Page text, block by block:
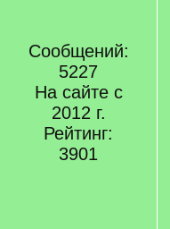
Сообщений:
5227
На сайте с
2012 г.
Рейтинг:
3901